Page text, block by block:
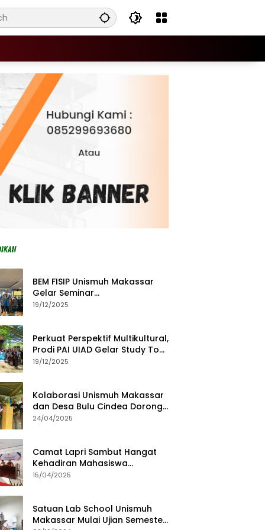
BEM FISIP Unismuh Makassar
Gelar Seminar
Keperempuanan, Bahas
19/12/2025
Perkuat Perspektif Multikultural,
Prodi PAI UIAD Gelar Study Tour
ke Kajang
19/12/2025
Kolaborasi Unismuh Makassar
dan Desa Bulu Cindea Dorong
Sentra Garam Industri
24/04/2025
Camat Lapri Sambut Hangat
Kehadiran Mahasiswa
PoltekMu
15/04/2025
Satuan Lab School Unismuh
Makassar Mulai Ujian Semester,